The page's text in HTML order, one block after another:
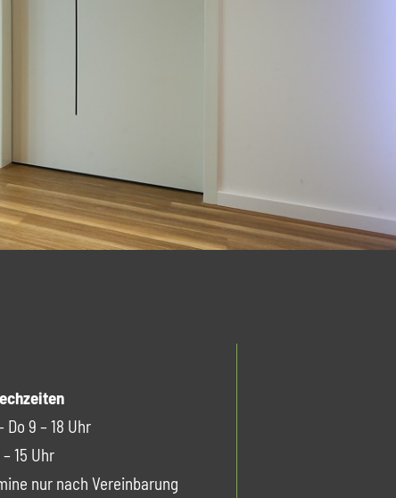
Do 9 – 18 Uhr
15 Uhr
nur nach Vereinbarung